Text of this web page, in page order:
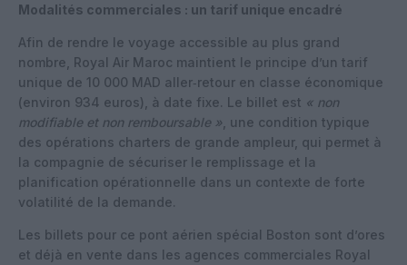
Modalités commerciales : un tarif unique encadré
Afin de rendre le voyage accessible au plus grand
nombre, Royal Air Maroc maintient le principe d’un tarif
unique de 10 000 MAD aller‑retour en classe économique
(environ 934 euros), à date fixe. Le billet est « non
modifiable et non remboursable » , une condition typique
des opérations charters de grande ampleur, qui permet à
la compagnie de sécuriser le remplissage et la
planification opérationnelle dans un contexte de forte
volatilité de la demande.
Les billets pour ce pont aérien spécial Boston sont d’ores
et déjà en vente dans les agences commerciales Royal